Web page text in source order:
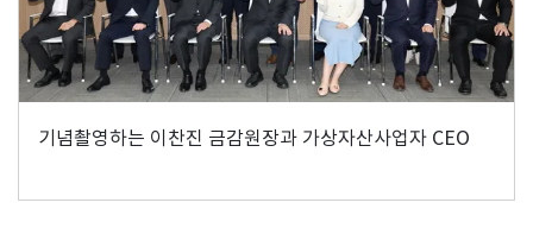
기념촬영하는 이찬진 금감원장과 가상자산사업자 CEO